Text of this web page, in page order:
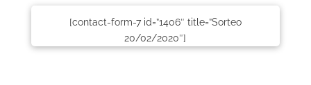
[contact-form-7 id=”1406″ title=”Sorteo
20/02/2020″]